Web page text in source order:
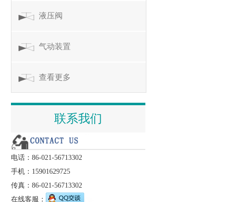
液压阀
气动装置
查看更多
联系我们
电话：86-021-56713302
手机：15901629725
传真：86-021-56713302
在线客服：